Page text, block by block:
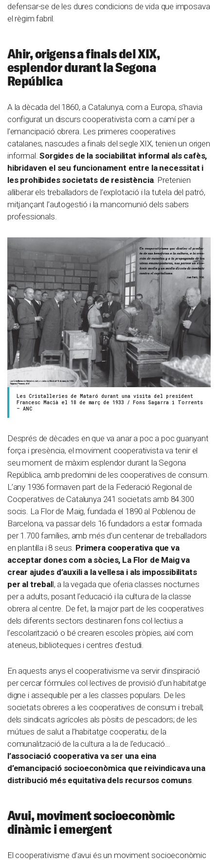
defensar-se de les dures condicions de vida que imposava
el règim fabril.
Ahir, origens a finals del XIX,
esplendor durant la Segona
República
A la dècada del 1860, a Catalunya, com a Europa, s’havia
configurat un discurs cooperativista com a camí per a
l’emancipació obrera. Les primeres cooperatives
catalanes, nascudes a finals del segle XIX, tenien un origen
informal.Sorgides de la sociabilitat informal als cafès,
hibridaven el seu funcionament entre la necessitat i
les prohibides societats de resistència. Pretenien
alliberar els treballadors de l’explotació i la tutela del patró,
mitjançant l’autogestió i la mancomunió dels sabers
professionals.
Les Cristalleries de Mataró durant una visita del president
Francesc Macià el 18 de març de 1933 / Fons Sagarra i Torrents
– ANC
Després de dècades en que va anar a poc a poc guanyant
força i presència, el moviment cooperativista va tenir el
seu moment de màxim esplendor durant la Segona
República, amb predomini de les cooperatives de consum.
L’any 1936 formaven part de la Federació Regional de
Cooperatives de Catalunya 241 societats amb 84.300
socis. La Flor de Maig, fundada el 1890 al Poblenou de
Barcelona, va passar dels 16 fundadors a estar formada
per 1.700 famílies, amb més d’un centenar de treballadors
en plantilla i 8 seus. Primera cooperativa que va
acceptar dones com a sòcies, La Flor de Maig va
crear ajudes d’auxili a la vellesa i als impossibilitats
per al treball, a la vegada que oferia classes nocturnes
per a adults, posant l’educació i la cultura de la classe
obrera al centre. De fet, la major part de les cooperatives
dels diferents sectors destinaren fons col·lectius a
l’escolarització o bé crearen escoles pròpies, així com
ateneus, biblioteques i centres d’estudi.
En aquests anys el cooperativisme va servir d’inspiració
per cercar fórmules col·lectives de provisió d’un habitatge
digne i assequible per a les classes populars. De les
societats obreres a les cooperatives de consum i treball;
dels sindicats agrícoles als pòsits de pescadors; de les
mútues de salut a l’habitatge cooperatiu; de la
comunalització de la cultura a la de l’educació…
l’associació cooperativa va ser una eina
d’emancipació socioeconòmica que reivindicava una
distribució més equitativa dels recursos comuns
Avui, moviment socioeconòmic
dinàmic i emergent
El cooperativisme d’avui és un moviment socioeconòmic